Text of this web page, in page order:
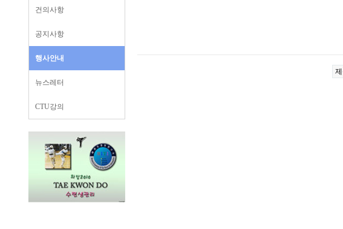
건의사항
공지사항
행사안내
뉴스레터
CTU강의